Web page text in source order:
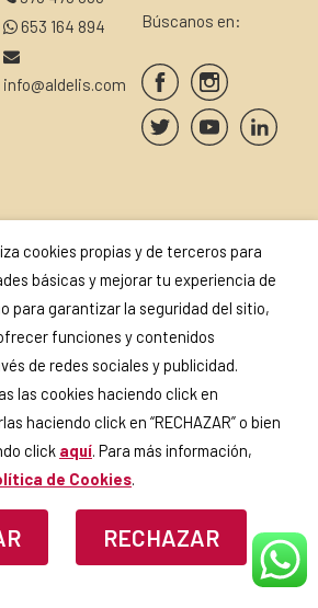
653 164 894
info@aldelis.com
Búscanos en:
lapolítica
CERTIFICADOS
cookies propias y de terceros para
básicas y mejorar tu experiencia de
para garantizar la seguridad del sitio,
funciones y contenidos
de redes sociales y publicidad.
las cookies haciendo click en
haciendo click en “RECHAZAR” o bien
click aquí. Para más información,
de Cookies.
RECHAZAR